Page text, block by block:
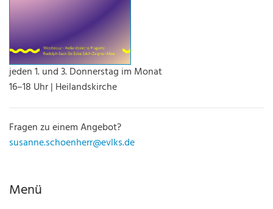
jeden 1. und 3. Donnerstag im Monat
16–18 Uhr | Heilandskirche
Fragen zu einem Angebot?
susanne.schoenherr@evlks.de
Menü